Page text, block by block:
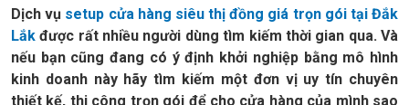
Dịch vụ setup cửa hàng siêu thị đồng giá trọn gói tại Đắk
Lắkđược rất nhiều người dùng tìm kiếm thời gian qua. Và
nếu bạn cũng đang có ý định khởi nghiệp bằng mô hình
kinh doanh này hãy tìm kiếm một đơn vị uy tín chuyên
thiết kế, thi công trọn gói để cho cửa hàng của mình sao